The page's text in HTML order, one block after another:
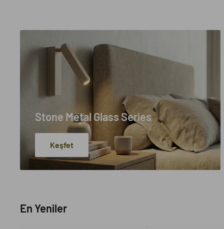
Stone Metal Glass Series
Keşfet
En Yeniler